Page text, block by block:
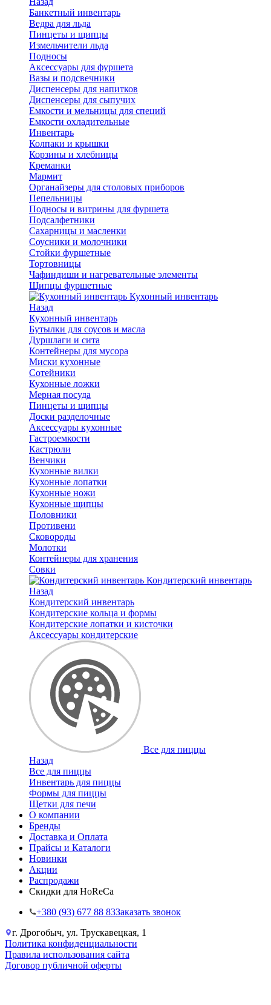
Банкетный инвентарь
Ведра для льда
Пинцеты и щипцы
Измельчители льда
Подносы
Аксессуары для фуршета
Вазы и подсвечники
Диспенсеры для напитков
Диспенсеры для сыпучих
Емкости и мельницы для специй
Емкости охладительные
Инвентарь
Колпаки и крышки
Корзины и хлебницы
Креманки
Мармит
Органайзеры для столовых приборов
Пепельницы
Подносы и витрины для фуршета
Подсалфетники
Сахарницы и масленки
Соусники и молочники
Стойки фуршетные
Тортовницы
Чафиндиши и нагревательные элементы
Щипцы фуршетные
Кухонный инвентарь
Назад
Кухонный инвентарь
Бутылки для соусов и масла
Дуршлаги и сита
Контейнеры для мусора
Миски кухонные
Сотейники
Кухонные ложки
Мерная посуда
Пинцеты и щипцы
Доски разделочные
Аксессуары кухонные
Гастроемкости
Кастрюли
Венчики
Кухонные вилки
Кухонные лопатки
Кухонные ножи
Кухонные щипцы
Половники
Противени
Сковороды
Молотки
Контейнеры для хранения
Совки
Кондитерский инвентарь
Назад
Кондитерский инвентарь
Кондитерские кольца и формы
Кондитерские лопатки и кисточки
Аксессуары кондитерские
Все для пиццы
Назад
Все для пиццы
Инвентарь для пиццы
Формы для пиццы
Щетки для печи
О компании
Бренды
Доставка и Оплата
Прайсы и Каталоги
Новинки
Акции
Распродажи
Скидки для HoReCa
+38‎0 (93) 677 88 83Заказать звонок
г. Дрогобыч, ул. Трускавецкая, 1
Политика конфиденциальности
Правила использования сайта
Договор публичной оферты